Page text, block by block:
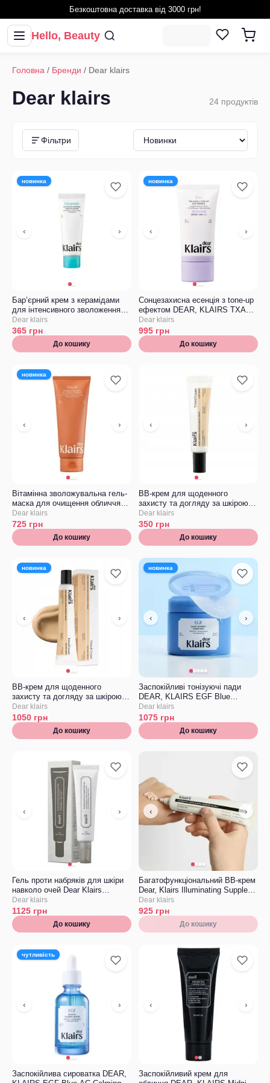
Безкоштовна доставка від 3000 грн!
Hello, Beauty
Головна / Бренди / Dear klairs
Dear klairs 24 продуктів
Фільтри
новинка
‹ ›
Бар’єрний крем з керамідами
для інтенсивного зволоження
DEAR, KLAIRS Rich Moist
Barrier Capsule Cream
Dear klairs
365 грн
До кошику
новинка
‹ ›
Сонцезахисна есенція з tone-up
ефектом DEAR, KLAIRS TXA
Supple Tone Up Sun Essence
Dear klairs
995 грн
До кошику
новинка
‹ ›
Вітамінна зволожувальна гель-
маска для очищення обличчя
DEAR, KLAIRS Vitamin Hydrating
Jelly Mask Cleanser
Dear klairs
725 грн
До кошику
‹ ›
BB-крем для щоденного
захисту та догляду за шкірою
DEAR, KLAIRS Daily Defense
Supple Blemish Cream Ivory
Beige, Мініатюра
Dear klairs
350 грн
До кошику
новинка
‹ ›
BB-крем для щоденного
захисту та догляду за шкірою
DEAR, KLAIRS Daily Defense
Supple Blemish Cream, Natural
Beige
Dear klairs
1050 грн
До кошику
новинка
‹ ›
Заспокійливі тонізуючі пади
DEAR, KLAIRS EGF Blue
Calming Toner Pad
Dear klairs
1075 грн
До кошику
‹ ›
Гель проти набряків для шкіри
навколо очей Dear Klairs
Fundamental Eye Awekening Gel
Dear klairs
1125 грн
До кошику
‹ ›
Багатофункціональний ВВ-крем
Dear, Klairs Illuminating Supple
Blemish Cream SPF 40++
Dear klairs
925 грн
До кошику
чутливість
‹ ›
Заспокійлива сироватка DEAR,
‹ ›
Заспокійливий крем для